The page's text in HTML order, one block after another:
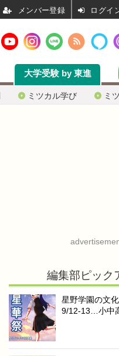
ミツカル学び ミ
大学受験 by 東進
編集部ピック
星野学園の文化
9/12-13…小中
ログイ